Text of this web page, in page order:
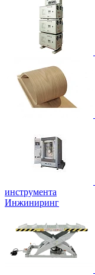
инструмента
Инжиниринг